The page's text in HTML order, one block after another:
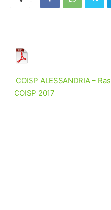
COISP ALESSANDRIA –
COISP 2017